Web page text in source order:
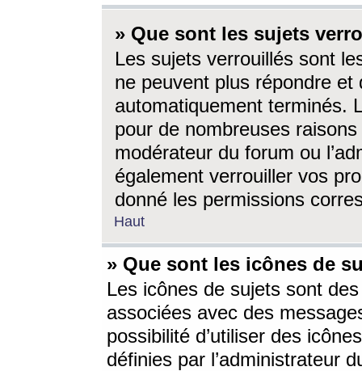
» Que sont les sujets
Les sujets verrouillés sont
ne peuvent plus répondre
automatiquement terminés.
pour de nombreuses
modérateur du forum ou
également verrouiller vos
donné les permissions
Haut
» Que sont les icônes de
Les icônes de sujets sont
associées avec des
possibilité d’utiliser des
définies par l’administrateur